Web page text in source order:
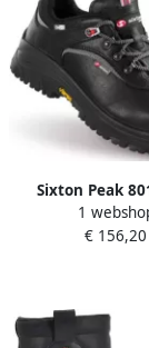
Sixton Peak
Explorer LG S3
Zwart
1
€ 156,20